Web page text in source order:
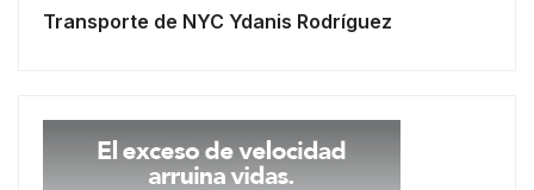
Transporte de NYC Ydanis Rodríguez